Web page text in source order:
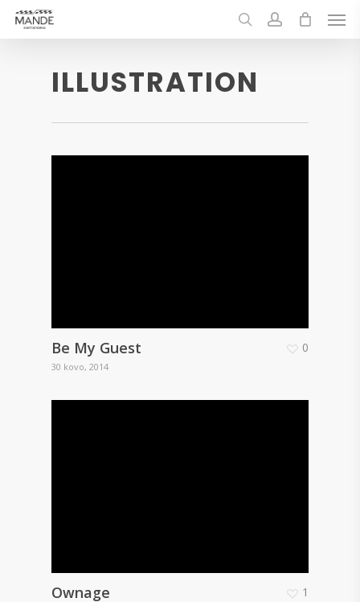
Skip
main
searchaccount
ILLUSTRATION
Be My Guest
30 kovo, 2014
0
Ownage 1